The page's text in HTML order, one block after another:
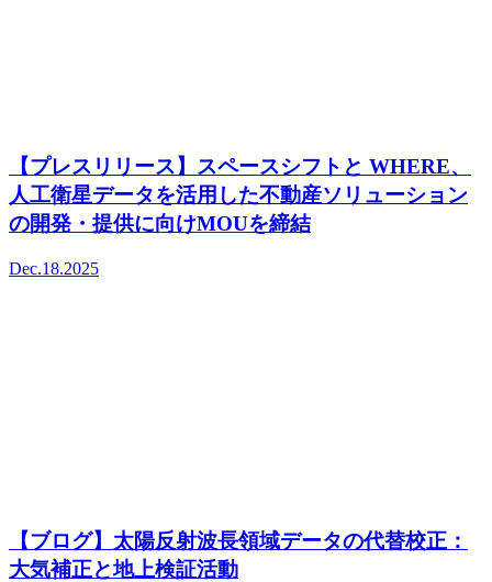
【プレスリリース】スペースシフトと WHERE、
人工衛星データを活用した不動産ソリューション
の開発・提供に向けMOUを締結
Dec.18.2025
【ブログ】太陽反射波長領域データの代替校正：
大気補正と地上検証活動